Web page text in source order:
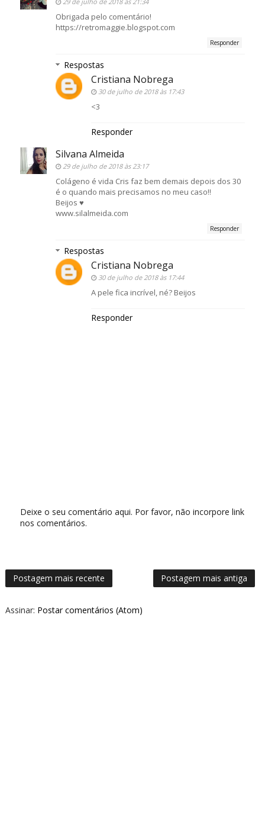
Obrigada pelo comentário!
https://retromaggie.blogspot.com
Responder
Respostas
Cristiana Nobrega
30 de julho de 2018 às 17:43
<3
Responder
Silvana Almeida
29 de julho de 2018 às 23:17
Colágeno é vida Cris faz bem demais depois dos 30
é o quando mais precisamos no meu caso!!
Beijos ♥
www.silalmeida.com
Responder
Respostas
Cristiana Nobrega
30 de julho de 2018 às 17:44
A pele fica incrível, né? Beijos
Responder
Deixe o seu comentário aqui. Por favor, não incorpore link
nos comentários.
Postagem mais recente Postagem mais antiga
Assinar: Postar comentários (Atom)